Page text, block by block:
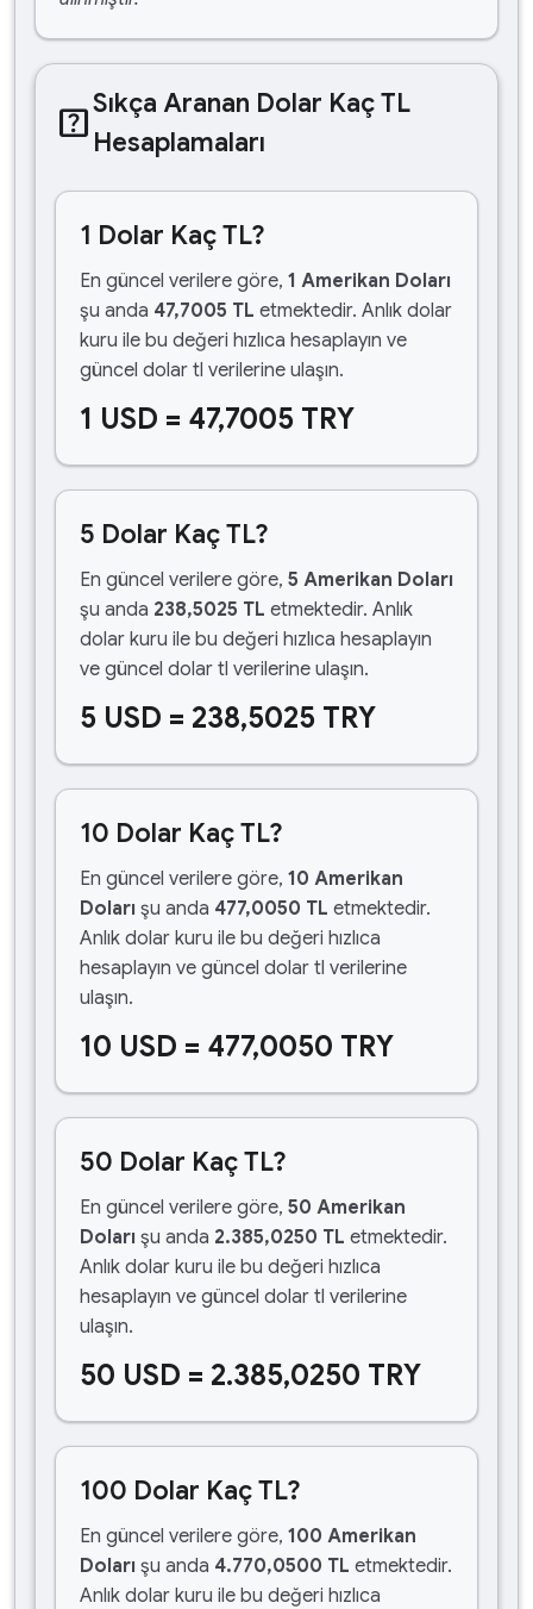
help_centerSıkça Aranan Dolar Kaç TL
Hesaplamaları
1 Dolar Kaç TL?
En güncel verilere göre, 1 Amerikan Doları
şu anda 47,7005 TL etmektedir. Anlık dolar
kuru ile bu değeri hızlıca hesaplayın ve
güncel dolar tl verilerine ulaşın.
1 USD = 47,7005 TRY
5 Dolar Kaç TL?
En güncel verilere göre, 5 Amerikan Doları
şu anda 238,5025 TL etmektedir. Anlık
dolar kuru ile bu değeri hızlıca hesaplayın
ve güncel dolar tl verilerine ulaşın.
5 USD = 238,5025 TRY
10 Dolar Kaç TL?
En güncel verilere göre, 10 Amerikan
Doları şu anda 477,0050 TL etmektedir.
Anlık dolar kuru ile bu değeri hızlıca
hesaplayın ve güncel dolar tl verilerine
ulaşın.
10 USD = 477,0050 TRY
50 Dolar Kaç TL?
En güncel verilere göre, 50 Amerikan
Doları şu anda 2.385,0250 TL etmektedir.
Anlık dolar kuru ile bu değeri hızlıca
hesaplayın ve güncel dolar tl verilerine
ulaşın.
50 USD = 2.385,0250 TRY
100 Dolar Kaç TL?
En güncel verilere göre, 100 Amerikan
Doları şu anda 4.770,0500 TL etmektedir.
Anlık dolar kuru ile bu değeri hızlıca